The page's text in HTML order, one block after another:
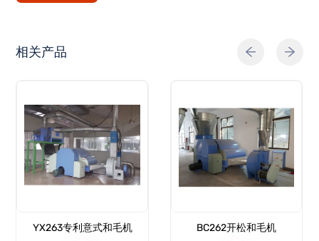
相关产品
YX263专利意式和毛机 BC262开松和毛机